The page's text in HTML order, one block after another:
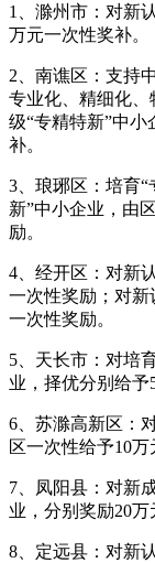
1、滁州市：对新
万元一次性奖补。
2、南谯区：支持
专业化、精细化
级“专精特新”中小
补。
3、琅琊区：培育
新”中小企业，由
励。
4、经开区：对新
一次性奖励；对新
一次性奖励。
5、天长市：对培
业，择优分别给予
6、苏滁高新区：
区一次性给予10万
7、凤阳县：对新
业，分别奖励20万
8、定远县：对新